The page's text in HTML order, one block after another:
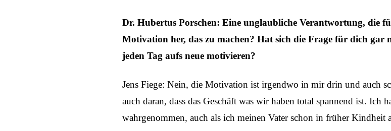
Dr. Hubertus Porschen: Eine unglaubliche Verantwortung, die
Motivation her, das zu machen? Hat sich die Frage für dich gar
jeden Tag aufs neue motivieren?
Jens Fiege: Nein, die Motivation ist irgendwo in mir drin und auch
auch daran, dass das Geschäft was wir haben total spannend ist. Ich
wahrgenommen, auch als ich meinen Vater schon in früher Kindheit